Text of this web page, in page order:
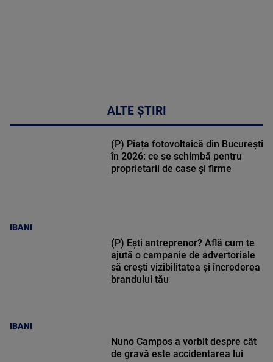
ALTE ȘTIRI
IBANI
(P) Piața fotovoltaică din București
în 2026: ce se schimbă pentru
proprietarii de case și firme
IBANI
(P) Ești antreprenor? Află cum te
ajută o campanie de advertoriale
să crești vizibilitatea și încrederea
brandului tău
Nuno Campos a vorbit despre cât
de gravă este accidentarea lui